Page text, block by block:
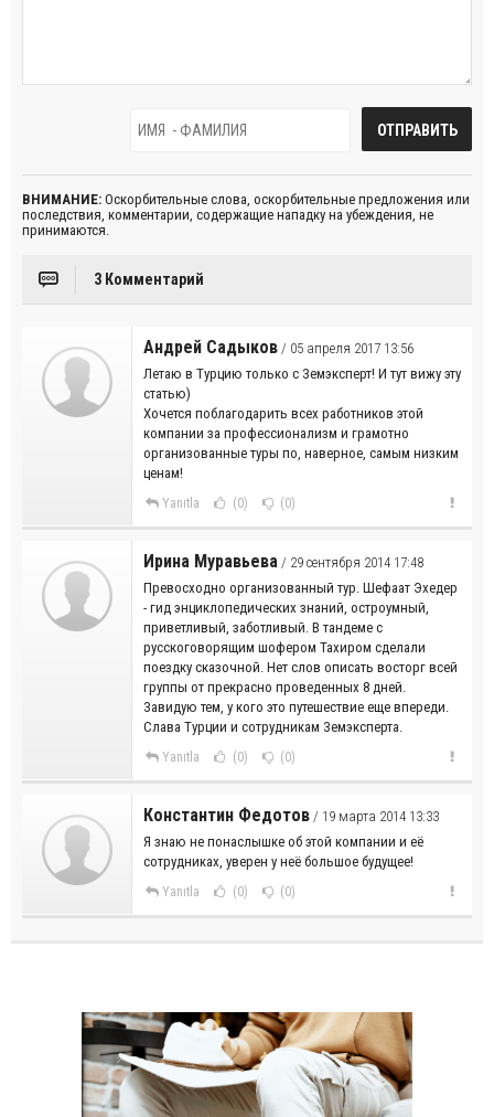
ВНИМАНИЕ: Оскорбительные слова, оскорбительные предложения или
последствия, комментарии, содержащие нападку на убеждения, не
принимаются.
3 Комментарий
Андрей Садыков / 05 апреля 2017 13:56
Летаю в Турцию только с Земэксперт! И тут вижу эту
статью)
Хочется поблагодарить всех работников этой
компании за профессионализм и грамотно
организованные туры по, наверное, самым низким
ценам!
Yanıtla (0) (0)
Ирина Муравьева / 29 сентября 2014 17:48
Превосходно организованный тур. Шефаат Эхедер
- гид энциклопедических знаний, остроумный,
приветливый, заботливый. В тандеме с
русскоговорящим шофером Тахиром сделали
поездку сказочной. Нет слов описать восторг всей
группы от прекрасно проведенных 8 дней.
Завидую тем, у кого это путешествие еще впереди.
Слава Турции и сотрудникам Земэксперта.
Yanıtla (0) (0)
Константин Федотов / 19 марта 2014 13:33
Я знаю не понаслышке об этой компании и её
сотрудниках, уверен у неё большое будущее!
Yanıtla (0) (0)